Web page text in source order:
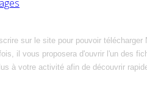
sur le site pour pouvoir
il vous proposera d'ouvrir l'un des
à votre activité afin de découvrir